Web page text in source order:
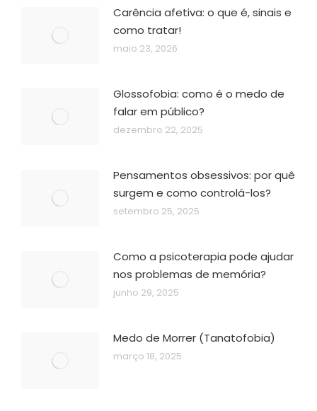
Carência afetiva: o que é, sinais e
como tratar!
maio 23, 2026
Glossofobia: como é o medo de
falar em público?
dezembro 22, 2025
Pensamentos obsessivos: por quê
surgem e como controlá-los?
setembro 25, 2025
Como a psicoterapia pode ajudar
nos problemas de memória?
junho 29, 2025
Medo de Morrer (Tanatofobia)
março 18, 2025